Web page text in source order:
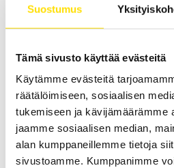
Suostumus
Tämä sivusto käyttää evästeitä
Käytämme evästeitä
räätälöimiseen, sosiaalisen
tukemiseen ja kävijämäärämme
jaamme sosiaalisen median,
alan kumppaneillemme tietoja
sivustoamme. Kumppanimme
F201 ja F402 AC-
Monitoimipihtimittarit vaihtovirta